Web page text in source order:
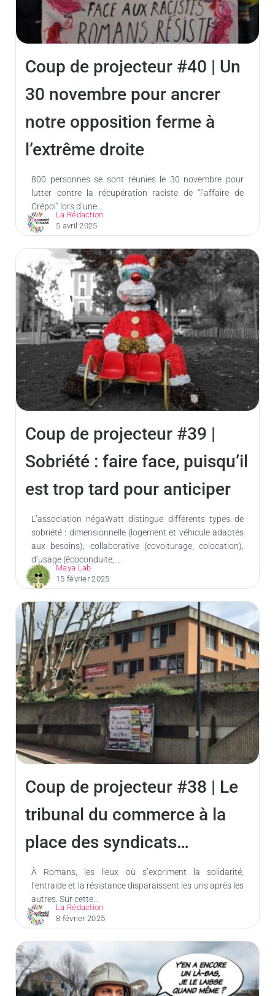
Coup de projecteur #40 | Un
30 novembre pour ancrer
notre opposition ferme à
l’extrême droite
800 personnes se sont réunies le 30 novembre pour
lutter contre la récupération raciste de “l’affaire de
Crépol” lors d’une...
La Rédaction
5 avril 2025
Coup de projecteur #39 |
Sobriété : faire face, puisqu’il
est trop tard pour anticiper
L’association négaWatt distingue différents types de
sobriété : dimensionnelle (logement et véhicule adaptés
aux besoins), collaborative (covoiturage, colocation),
d’usage (écoconduite,...
Maya Lab
15 février 2025
Coup de projecteur #38 | Le
tribunal du commerce à la
place des syndicats…
À Romans, les lieux où s’expriment la solidarité,
l’entraide et la résistance disparaissent les uns après les
autres. Sur cette...
La Rédaction
8 février 2025